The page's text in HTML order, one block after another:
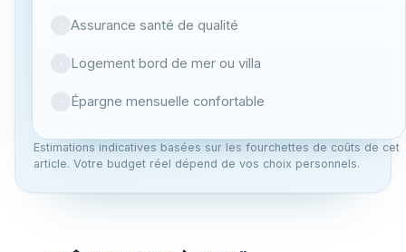
Assurance santé de qualité
Logement bord de mer ou villa
Épargne mensuelle confortable
Estimations indicatives basées sur les fourchettes de coûts de cet
article. Votre budget réel dépend de vos choix personnels.